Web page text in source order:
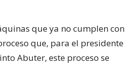
que ya no cumplen con
que, para el presidente
Abuter, este proceso se